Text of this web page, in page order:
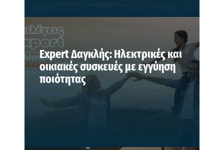
Expert Δαγκλής: Ηλεκτρικές και
οικιακές συσκευές με εγγύηση
ποιότητας